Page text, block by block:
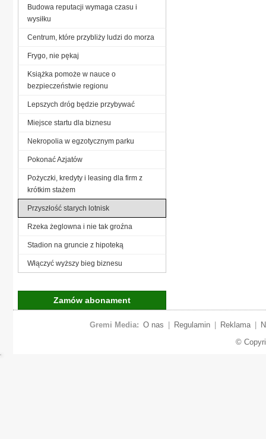
Budowa reputacji wymaga czasu i
wysiłku
Centrum, które przybliży ludzi do morza
Frygo, nie pękaj
Książka pomoże w nauce o
bezpieczeństwie regionu
Lepszych dróg będzie przybywać
Miejsce startu dla biznesu
Nekropolia w egzotycznym parku
Pokonać Azjatów
Pożyczki, kredyty i leasing dla firm z
krótkim stażem
Przyszłość starych lotnisk
Rzeka żeglowna i nie tak groźna
Stadion na gruncie z hipoteką
Włączyć wyższy bieg biznesu
Zamów abonament
Gremi Media: O nas Regulamin Reklama
©